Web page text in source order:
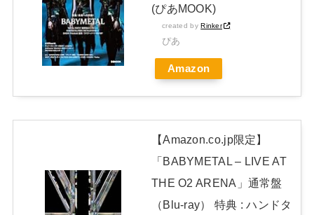
JAPAN EDITION)」着弾
【BABYMETAL】METAL FORTH DELUXE JAPAN EDITION
開封レビュー!
(ぴあMOOK)
created byRinker
ぴあ
Amazon
【Amazon.co.jp限定】
「BABYMETAL – LIVE AT
THE O2 ARENA」通常盤
（Blu-ray） 特典 : ハンドタ